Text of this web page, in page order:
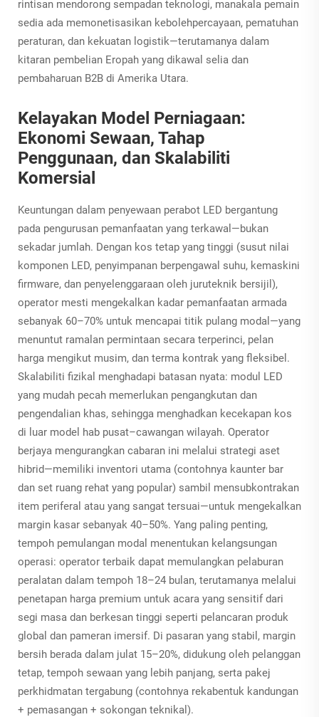
rintisan mendorong sempadan teknologi, manakala pemain
sedia ada memonetisasikan kebolehpercayaan, pematuhan
peraturan, dan kekuatan logistik—terutamanya dalam
kitaran pembelian Eropah yang dikawal selia dan
pembaharuan B2B di Amerika Utara.
Kelayakan Model Perniagaan:
Ekonomi Sewaan, Tahap
Penggunaan, dan Skalabiliti
Komersial
Keuntungan dalam penyewaan perabot LED bergantung
pada pengurusan pemanfaatan yang terkawal—bukan
sekadar jumlah. Dengan kos tetap yang tinggi (susut nilai
komponen LED, penyimpanan berpengawal suhu, kemaskini
firmware, dan penyelenggaraan oleh juruteknik bersijil),
operator mesti mengekalkan kadar pemanfaatan armada
sebanyak 60–70% untuk mencapai titik pulang modal—yang
menuntut ramalan permintaan secara terperinci, pelan
harga mengikut musim, dan terma kontrak yang fleksibel.
Skalabiliti fizikal menghadapi batasan nyata: modul LED
yang mudah pecah memerlukan pengangkutan dan
pengendalian khas, sehingga menghadkan kecekapan kos
di luar model hab pusat–cawangan wilayah. Operator
berjaya mengurangkan cabaran ini melalui strategi aset
hibrid—memiliki inventori utama (contohnya kaunter bar
dan set ruang rehat yang popular) sambil mensubkontrakan
item periferal atau yang sangat tersuai—untuk mengekalkan
margin kasar sebanyak 40–50%. Yang paling penting,
tempoh pemulangan modal menentukan kelangsungan
operasi: operator terbaik dapat memulangkan pelaburan
peralatan dalam tempoh 18–24 bulan, terutamanya melalui
penetapan harga premium untuk acara yang sensitif dari
segi masa dan berkesan tinggi seperti pelancaran produk
global dan pameran imersif. Di pasaran yang stabil, margin
bersih berada dalam julat 15–20%, didukung oleh pelanggan
tetap, tempoh sewaan yang lebih panjang, serta pakej
perkhidmatan tergabung (contohnya rekabentuk kandungan
+ pemasangan + sokongan teknikal).